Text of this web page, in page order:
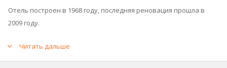
Отель построен в 1968 году, последняя реновация прошла в
2009 году.
Отель входит в цепочку отелей Monarque (
Читать дальше